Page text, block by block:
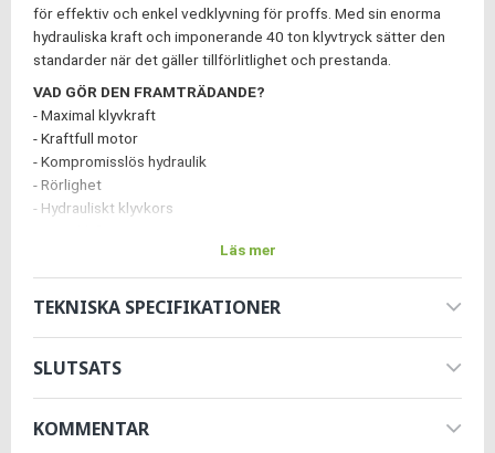
för effektiv och enkel vedklyvning för proffs. Med sin enorma
hydrauliska kraft och imponerande 40 ton klyvtryck sätter den
standarder när det gäller tillförlitlighet och prestanda.
VAD GÖR DEN FRAMTRÄDANDE?
- Maximal klyvkraft
- Kraftfull motor
- Kompromisslös hydraulik
- Rörlighet
- Hydrauliskt klyvkors
Med en imponerande maximal klyvkraft på 40 ton klarar denna
robust 13,5 HK bensinmotor från Briggs & Stratton med ett
slagvolym på 420 cm³, vilket säkerställer pålitlig prestanda och
lång livslängd. Det maximala hydraultrycket på 240 bar
Läs mer
TEKNISKA SPECIFIKATIONER
SLUTSATS
KOMMENTAR